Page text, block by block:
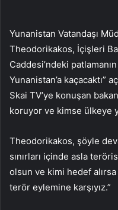
Yunanistan Vatandaşı
Theodorikakos, İçişleri
Caddesi’ndeki
Yunanistan’a kaçacaktı”
Skai TV’ye konuşan
koruyor ve kimse ülkeye
Theodorikakos, şöyle
sınırları içinde asla
olsun ve kimi hedef
terör eylemine karşıyız.”